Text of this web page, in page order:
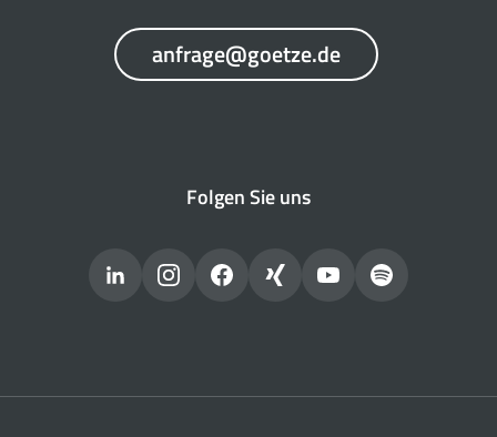
anfrage@goetze.de
Folgen Sie uns